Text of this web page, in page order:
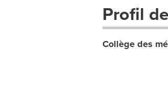
Profil
Collège des